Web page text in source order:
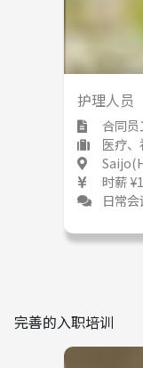
护理人员
合同员
医疗
时薪
日常会
完善的入职培训